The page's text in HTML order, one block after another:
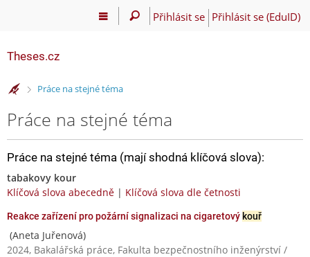
Přihlásit se Přihlásit se (EduID)
Theses.cz
>Práce na stejné téma
Práce na stejné téma
Práce na stejné téma (mají shodná klíčová slova):
tabakovy kour
Klíčová slova abecedně | Klíčová slova dle četnosti
Reakce zařízení pro požární signalizaci na cigaretovýkouř
(Aneta Juřenová)
2024, Bakalářská práce, Fakulta bezpečnostního inženýrství /